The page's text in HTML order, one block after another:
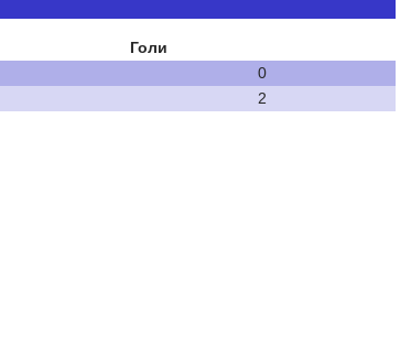
Голи
0
2